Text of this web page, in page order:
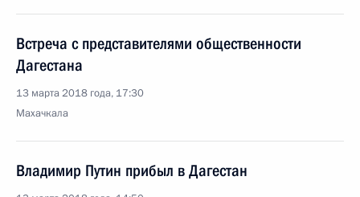
Встреча с представителями общественности
Дагестана
13 марта 2018 года, 17:30
Махачкала
Владимир Путин прибыл в Дагестан